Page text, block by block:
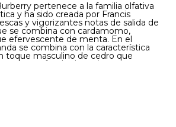
pertenece a la familia olfativa
y ha sido creada por Francis
y vigorizantes notas de salida de
se combina con cardamomo,
efervescente de menta. En el
se combina con la característica
toque masculino de cedro que
seductor fondo de vetiver terroso y
ahumada.